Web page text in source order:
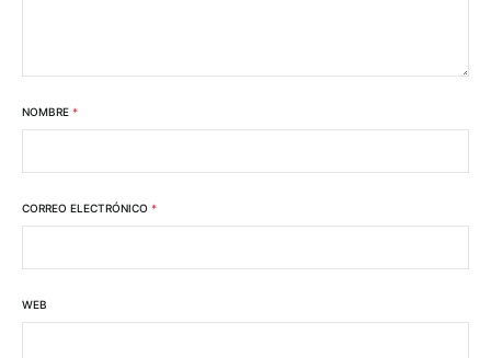
NOMBRE *
CORREO ELECTRÓNICO *
WEB